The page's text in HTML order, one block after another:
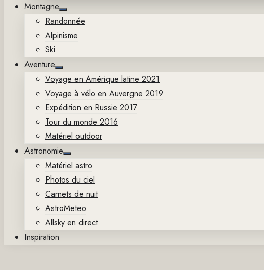
Montagne
Show
sub
menu
Randonnée
Alpinisme
Ski
Aventure
Show
sub
Voyage en Amérique latine 2021
Voyage à vélo en Auvergne 2019
Expédition en Russie 2017
Tour du monde 2016
Matériel outdoor
Astronomie
Show
sub
menu
Matériel astro
Photos du ciel
Carnets de nuit
AstroMeteo
Allsky en direct
Inspiration